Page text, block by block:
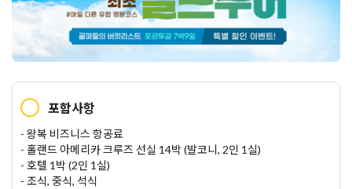
포함사항
- 왕복 비즈니스 항공료
- 홀랜드 아메리카 크루즈 선실 14박 (발코니, 2인 1실)
- 호텔 1박 (2인 1실)
- 조식, 중식, 석식